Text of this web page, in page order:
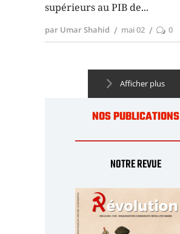
supérieurs au PIB de
par Umar Shahid mai 02 0
Afficher plus
NOS PUBLICATIONS
NOTRE REVUE